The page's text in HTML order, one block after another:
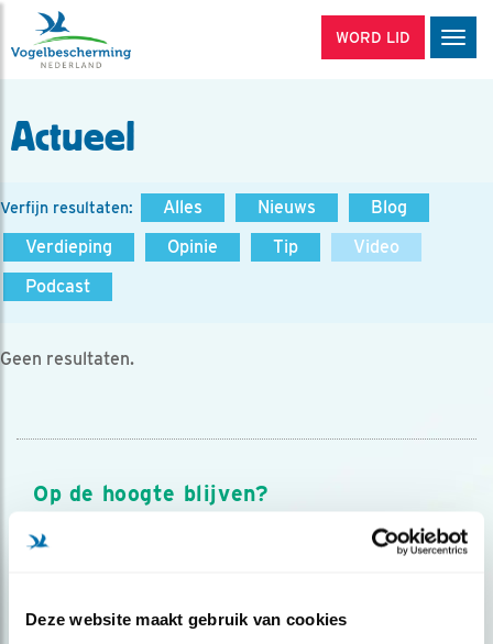
Deze website maakt gebruik van cookies
WORD LID
Actueel
Verfijn resultaten: Alles Nieuws
Blog
Verdieping
Opinie Tip
Video
Podcast
Geen resultaten.
Op de hoogte blijven?
Meld je aan en ontvang nieuws, inspiratie, acties en tips
over vogels en activiteiten van Vogelbescherming.